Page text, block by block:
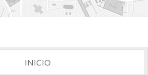
INICIO